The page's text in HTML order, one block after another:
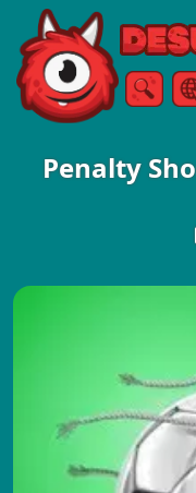
Free
Arama
Penalty